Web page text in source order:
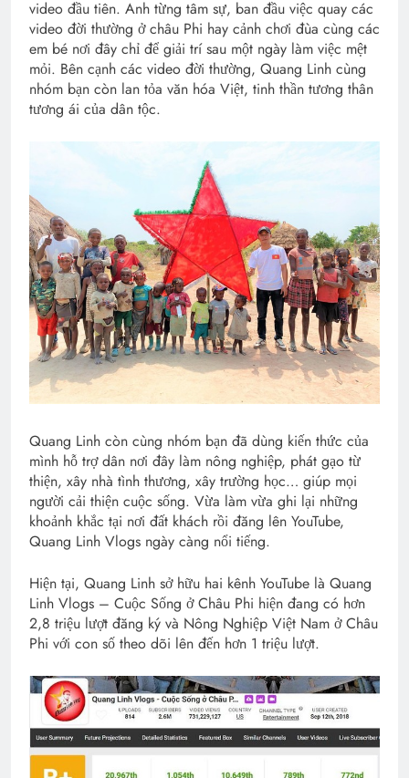
video đầu tiên. Anh từng tâm sự, ban đầu việc quay các
video đời thường ở châu Phi hay cảnh chơi đùa cùng các
em bé nơi đây chỉ để giải trí sau một ngày làm việc mệt
mỏi. Bên cạnh các video đời thường, Quang Linh cùng
nhóm bạn còn lan tỏa văn hóa Việt, tinh thần tương thân
tương ái của dân tộc.
Quang Linh còn cùng nhóm bạn đã dùng kiến thức của
mình hỗ trợ dân nơi đây làm nông nghiệp, phát gạo từ
thiện, xây nhà tình thương, xây trường học… giúp mọi
người cải thiện cuộc sống. Vừa làm vừa ghi lại những
khoảnh khắc tại nơi đất khách rồi đăng lên YouTube,
Quang Linh Vlogs ngày càng nổi tiếng.
Hiện tại, Quang Linh sở hữu hai kênh YouTube là Quang
Linh Vlogs – Cuộc Sống ở Châu Phi hiện đang có hơn
2,8 triệu lượt đăng ký và Nông Nghiệp Việt Nam ở Châu
Phi với con số theo dõi lên đến hơn 1 triệu lượt.